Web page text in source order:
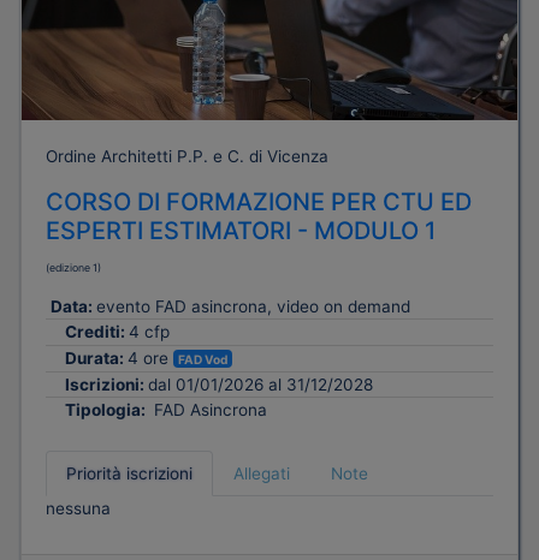
Ordine Architetti P.P. e C. di Vicenza
CORSO DI FORMAZIONE PER CTU ED
ESPERTI ESTIMATORI - MODULO 1
(edizione 1)
Data: evento FAD asincrona, video on demand
Crediti: 4 cfp
Durata: 4 ore FAD Vod
Iscrizioni: dal 01/01/2026 al 31/12/2028
Tipologia: FAD Asincrona
Priorità iscrizioni Allegati
Note
nessuna